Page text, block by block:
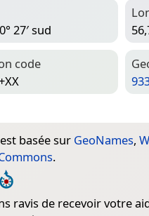
27′ sud
code
basée sur GeoNames,
.
ravis de recevoir votre